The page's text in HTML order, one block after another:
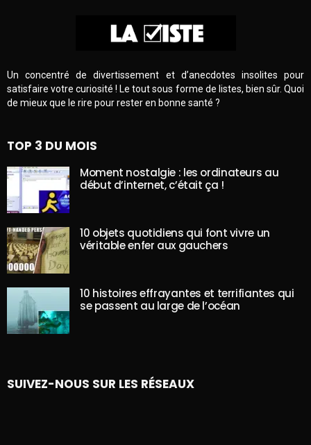
Un concentré de divertissement et d’anecdotes insolites pour
satisfaire votre curiosité ! Le tout sous forme de listes, bien sûr. Quoi
de mieux que le rire pour rester en bonne santé ?
TOP 3 DU MOIS
Moment nostalgie : les ordinateurs au
début d’internet, c’était ça !
10 objets quotidiens qui font vivre un
véritable enfer aux gauchers
10 histoires effrayantes et terrifiantes qui
se passent au large de l’océan
SUIVEZ-NOUS SUR LES RÉSEAUX